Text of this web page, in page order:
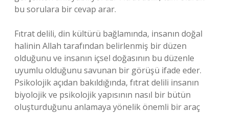
bu sorulara bir cevap arar.
Fıtrat delili, din kültürü bağlamında, insanın doğal
halinin Allah tarafından belirlenmiş bir düzen
olduğunu ve insanın içsel doğasının bu düzenle
uyumlu olduğunu savunan bir görüşü ifade eder.
Psikolojik açıdan bakıldığında, fıtrat delili insanın
biyolojik ve psikolojik yapısının nasıl bir bütün
oluşturduğunu anlamaya yönelik önemli bir araç